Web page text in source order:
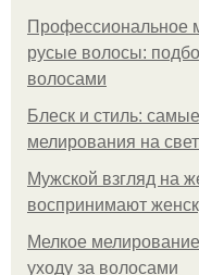
Профессиональное
русые волосы:
волосами
Блеск и стиль:
мелирования на
Мужской взгляд на
воспринимают
Мелкое
уходу за волосами